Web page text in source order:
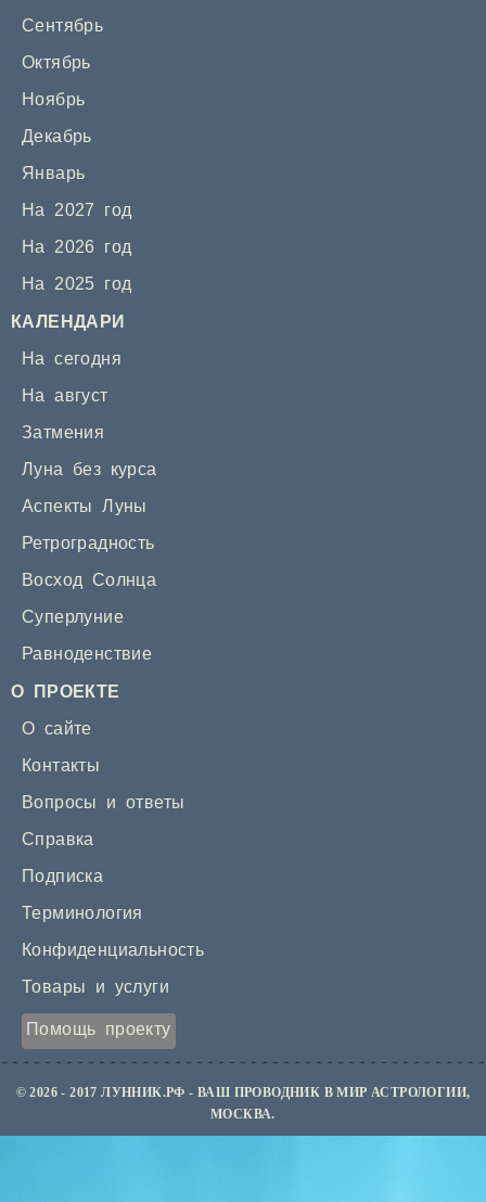
Сентябрь
Октябрь
Ноябрь
Декабрь
Январь
На 2027 год
На 2026 год
На 2025 год
КАЛЕНДАРИ
На сегодня
На август
Затмения
Луна без курса
Аспекты Луны
Ретроградность
Восход Солнца
Суперлуние
Равноденствие
О ПРОЕКТЕ
О сайте
Контакты
Вопросы и ответы
Справка
Подписка
Терминология
Конфиденциальность
Товары и услуги
Помощь проекту
© 2026 - 2017 ЛУННИК.РФ - ВАШ ПРОВОДНИК В МИР АСТРОЛОГИИ,
МОСКВА.